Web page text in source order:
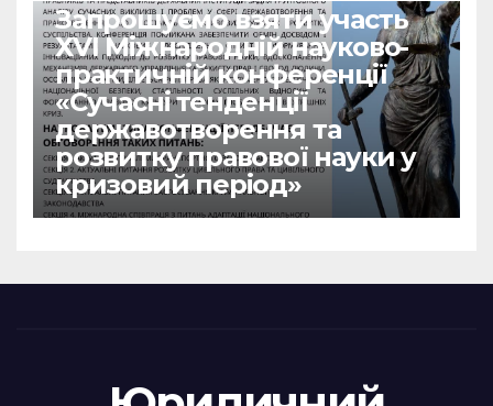
Запрошуємо взяти участь
ХVІ Міжнародній науково-
практичній конференції
«Сучасні тенденції
державотворення та
розвитку правової науки у
кризовий період»